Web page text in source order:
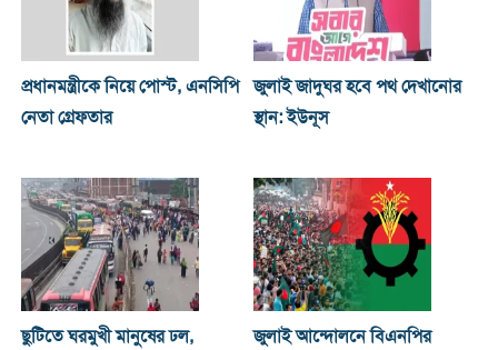
প্রধানমন্ত্রীকে নিয়ে পোস্ট, এনসিপি
নেতা গ্রেফতার
জুলাই জাদুঘর হবে পথ দেখানোর
স্থান: ইউনূস
ছুটিতে ঘরমুখী মানুষের ঢল,
জুলাই আন্দোলনে বিএনপির